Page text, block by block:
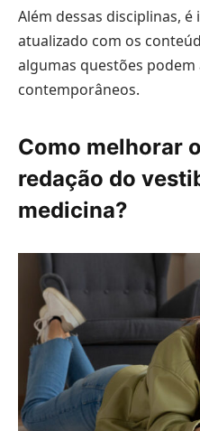
Além dessas disciplinas,
atualizado com os
algumas questões
contemporâneos.
Como melhorar
redação do
medicina?